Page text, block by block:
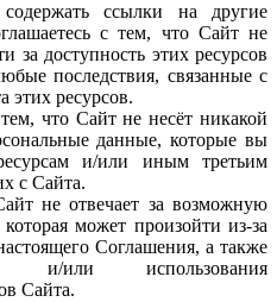
ссылки на другие
с тем, что Сайт не
за доступность этих ресурсов
последствия, связанные с
этих ресурсов.
что Сайт не несёт никакой
данные, которые вы
и/или иным третьим
с Сайта.
не отвечает за возможную
может произойти из-за
Соглашения, а также
и/или использования
Сайта.